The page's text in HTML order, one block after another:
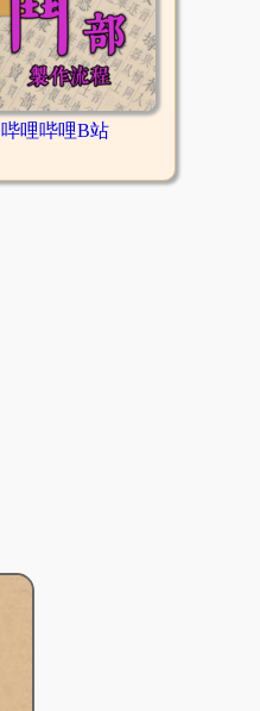
哔哩哔哩B站